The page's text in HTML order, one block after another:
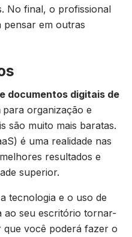
No final, o profissional
pensar em outras
documentos digitais de
para organização e
são muito mais baratas.
é uma realidade nas
resultados e
superior.
tecnologia e o uso de
ao seu escritório tornar-
que você poderá fazer o